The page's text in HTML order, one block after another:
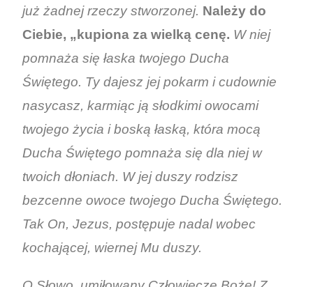
już żadnej rzeczy stworzonej. Należy do
Ciebie, „kupiona za wielką cenę. W niej
pomnaża się łaska twojego Ducha
Świętego. Ty dajesz jej pokarm i cudownie
nasycasz, karmiąc ją słodkimi owocami
twojego życia i boską łaską, która mocą
Ducha Świętego pomnaża się dla niej w
twoich dłoniach. W jej duszy rodzisz
bezcenne owoce twojego Ducha Świętego.
Tak On, Jezus, postępuje nadal wobec
kochającej, wiernej Mu duszy.